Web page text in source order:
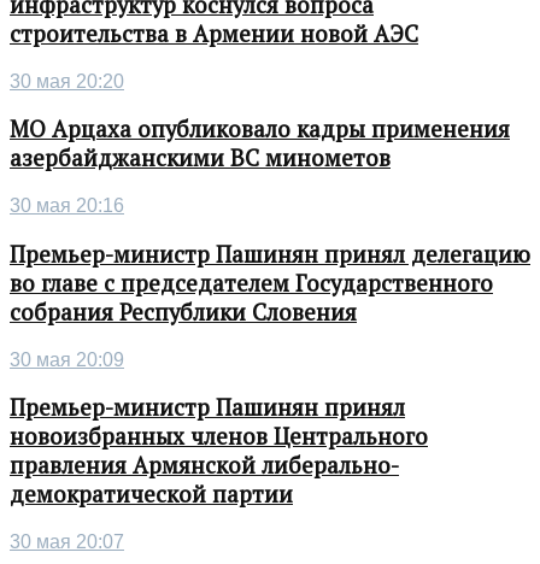
строительства в Армении новой АЭС
30 мая 20:20
МО Арцаха опубликовало кадры применения
азербайджанскими ВС минометов
30 мая 20:16
Премьер-министр Пашинян принял делегацию
во главе с председателем Государственного
собрания Республики Словения
30 мая 20:09
Премьер-министр Пашинян принял
новоизбранных членов Центрального
правления Армянской либерально-
демократической партии
30 мая 20:07